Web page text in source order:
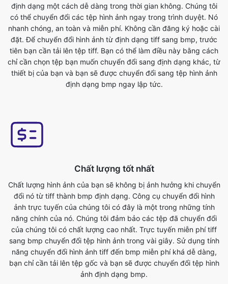
tiên bạn cần tải lên tệp tiff. Bạn có thể làm điều này bằng cách
chỉ cần chọn tệp bạn muốn chuyển đổi sang định dạng khác, từ
thiết bị của bạn và bạn sẽ được chuyển đổi sang tệp hình ảnh
định dạng bmp ngay lập tức.
Chất lượng hình ảnh của bạn sẽ không bị ảnh hưởng khi chuyển
đổi nó từ tiff thành bmp định dạng. Công cụ chuyển đổi hình
năng chính của nó. Chúng tôi đảm bảo các tệp đã chuyển đổi
của chúng tôi có chất lượng cao nhất. Trực tuyến miễn phí tiff
sang bmp chuyển đổi tệp hình ảnh trong vài giây. Sử dụng tính
năng chuyển đổi hình ảnh tiff đến bmp miễn phí khá dễ dàng,
bạn chỉ cần tải lên tệp gốc và bạn sẽ được chuyển đổi tệp hình
ảnh định dạng bmp.